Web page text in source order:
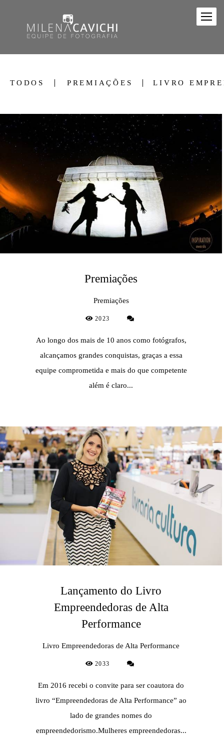
TODOS PREMIAÇÕES LIVRO
Premiações
Premiações
2023
Ao longo dos mais de 10 anos como fotógrafos,
alcançamos grandes conquistas, graças a essa
equipe comprometida e mais do que competente
além é claro...
Lançamento do Livro
Empreendedoras de Alta
Performance
Livro Empreendedoras de Alta Performance
2033
Em 2016 recebi o convite para ser coautora do
livro “Empreendedoras de Alta Performance” ao
lado de grandes nomes do
empreendedorismo.Mulheres empreendedoras...